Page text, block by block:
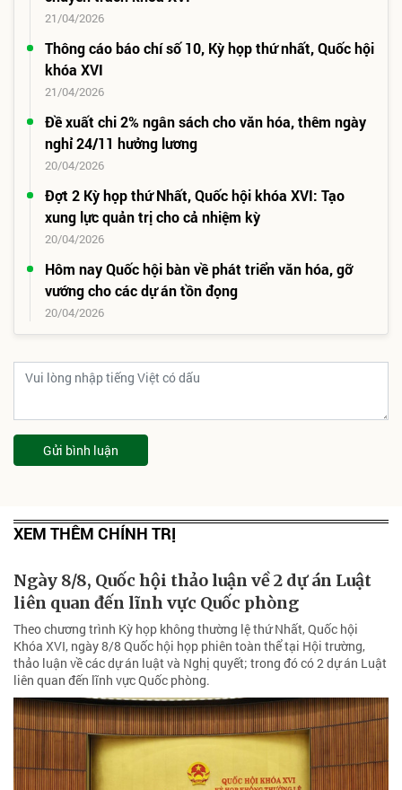
21/04/2026
Thông cáo báo chí số 10, Kỳ họp thứ nhất, Quốc hội
khóa XVI
21/04/2026
Đề xuất chi 2% ngân sách cho văn hóa, thêm ngày
nghỉ 24/11 hưởng lương
20/04/2026
Đợt 2 Kỳ họp thứ Nhất, Quốc hội khóa XVI: Tạo
xung lực quản trị cho cả nhiệm kỳ
20/04/2026
Hôm nay Quốc hội bàn về phát triển văn hóa, gỡ
vướng cho các dự án tồn đọng
20/04/2026
Gửi bình luận
XEM THÊM CHÍNH TRỊ
Ngày 8/8, Quốc hội thảo luận về 2 dự án Luật
liên quan đến lĩnh vực Quốc phòng
Theo chương trình Kỳ họp không thường lệ thứ Nhất, Quốc hội
Khóa XVI, ngày 8/8 Quốc hội họp phiên toàn thể tại Hội trường,
thảo luận về các dự án luật và Nghị quyết; trong đó có 2 dự án Luật
liên quan đến lĩnh vực Quốc phòng.